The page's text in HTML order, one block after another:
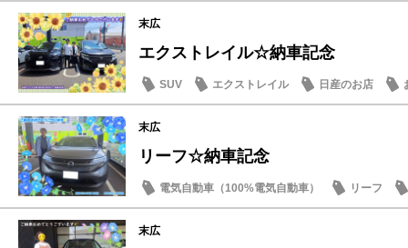
末広
エクストレイル☆納車記念
SUV エクストレイル 日産のお店
末広
リーフ☆納車記念
電気自動車（100%電気自動車）
リーフ
納車式
末広